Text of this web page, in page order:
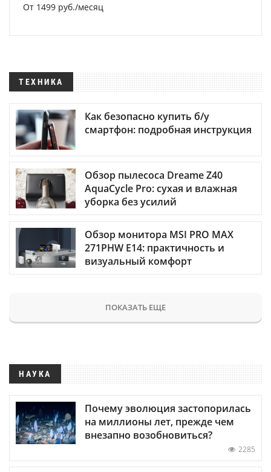
От 1499 руб./месяц
ТЕХНИКА
Как безопасно купить б/у
смартфон: подробная инструкция
Обзор пылесоса Dreame Z40
AquaCycle Pro: сухая и влажная
уборка без усилий
Обзор монитора MSI PRO MAX
271PHW E14: практичность и
визуальный комфорт
ПОКАЗАТЬ ЕЩЕ
НАУКА
Почему эволюция застопорилась
на миллионы лет, прежде чем
внезапно возобновиться?
2285